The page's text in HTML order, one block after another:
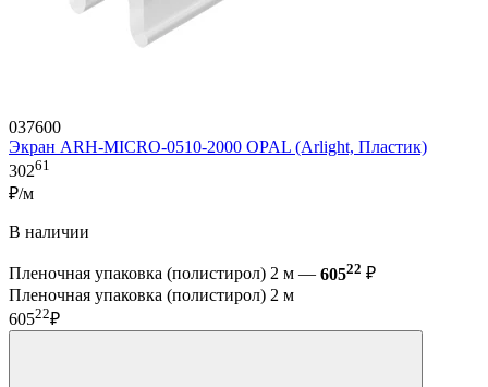
037600
Экран ARH-MICRO-0510-2000 OPAL (Arlight, Пластик)
30261
₽/м
В наличии
Пленочная упаковка (полистирол) 2 м — 60522 ₽
Пленочная упаковка (полистирол) 2 м
60522₽